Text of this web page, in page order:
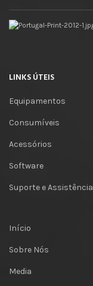
LINKS ÚTEIS
Equipamentos
Consumíveis
Acessórios
Software
Suporte e Assistência
Início
Sobre Nós
Media